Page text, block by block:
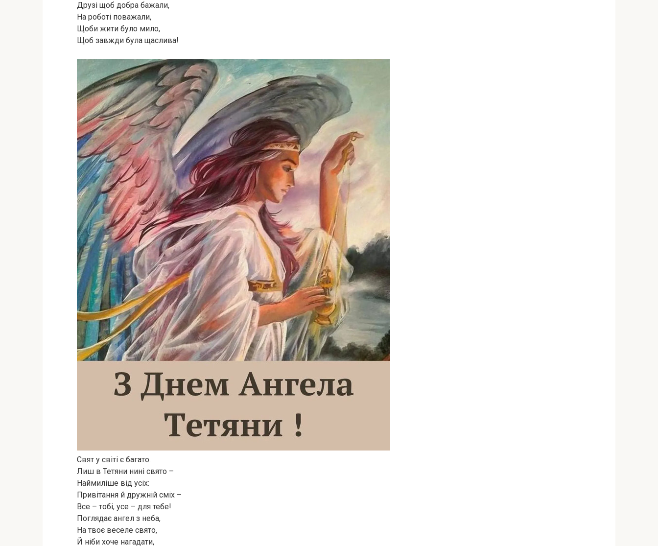
Друзі щоб добра бажали,
На роботі поважали,
Щоби жити було мило,
Щоб завжди була щаслива!
Свят у світі є багато.
Лиш в Тетяни нині свято –
Наймиліше від усіх:
Привітання й дружній сміх –
Все – тобі, усе – для тебе!
Поглядає ангел з неба,
На твоє веселе свято,
Й ніби хоче нагадати,